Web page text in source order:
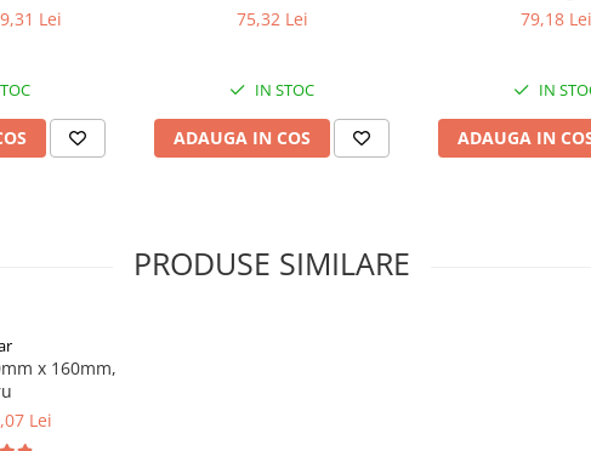
cu închiderea rezervorului
plastic, rezistent la
în coditii de siguranță
Lei
75,32 Lei
IN STOC
ADAUGA IN COS
79,18 Lei
IN
ADAUGA IN
PRODUSE SIMILARE
x 160mm,
Lei